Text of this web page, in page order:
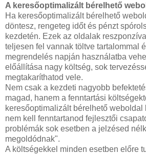
A keresőoptimalizált bérelhető
Ha keresőoptimalizált bérelhető
döntesz, rengeteg időt és pénzt
kezdetén. Ezek az oldalak
teljesen fel vannak töltve tartalommal
megrendelés napján használatba
előállítása nagy költség, sok
megtakaríthatod vele.
Nem csak a kezdeti nagyobb
magad, hanem a fenntartási
keresőoptimalizált bérelhető weboldal
nem kell fenntartanod fejlesztői
problémák sok esetben a jelzésed
megoldódnak".
A költségekkel minden esetben előre